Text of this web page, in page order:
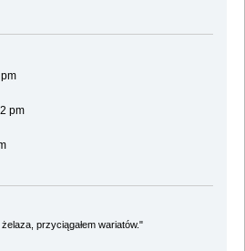
pm
przyciągałem wariatów."